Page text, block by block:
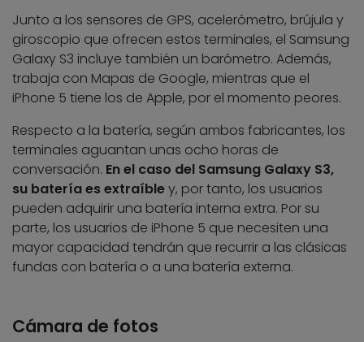
Junto a los sensores de GPS, acelerómetro, brújula y
giroscopio que ofrecen estos terminales, el Samsung
Galaxy S3 incluye también un barómetro. Además,
trabaja con Mapas de Google, mientras que el
iPhone 5 tiene los de Apple, por el momento peores.
Respecto a la batería, según ambos fabricantes, los
terminales aguantan unas ocho horas de
conversación. En el caso del Samsung Galaxy S3,
su batería es extraíbley, por tanto, los usuarios
pueden adquirir una batería interna extra. Por su
parte, los usuarios de iPhone 5 que necesiten una
mayor capacidad tendrán que recurrir a las clásicas
fundas con batería o a una batería externa.
Cámara de fotos